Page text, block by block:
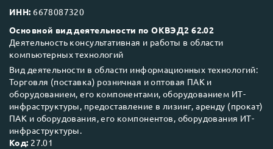
ИНН: 6678087320
Основной вид деятельности по ОКВЭД2 62.02
Деятельность консультативная и работы в области
компьютерных технологий
Вид деятельности в области информационных технологий:
Торговля (поставка) розничная и оптовая ПАК и
оборудованием, его компонентами, оборудованием ИТ-
инфраструктуры, предоставление в лизинг, аренду (прокат)
ПАК и оборудования, его компонентов, оборудования ИТ-
инфраструктуры.
Код: 27.01